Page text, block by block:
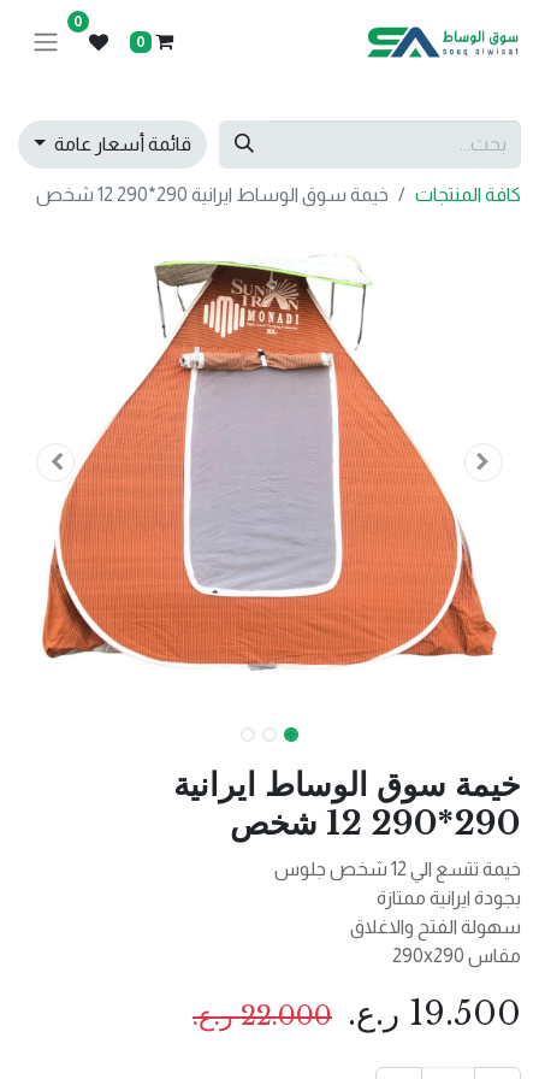
0
0
قائمة أسعار عامة
كافة المنتجات خيمة سوق الوساط ايرانية 290*290 12 شخص
خيمة سوق الوساط ايرانية
290*290 12 شخص
خيمة تتسع الي 12 شخص جلوس
بجودة ايرانية ممتازة
سهولة الفتح والاغلاق
مقاس 290x290
19.500 ر.ع. 22.000ر.ع.